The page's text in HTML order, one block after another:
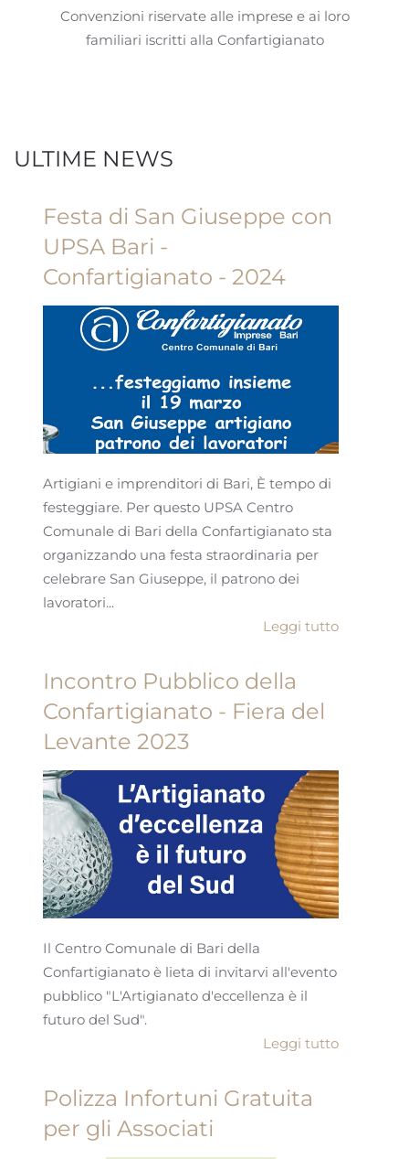
Convenzioni riservate alle imprese e ai loro
familiari iscritti alla Confartigianato
ULTIME NEWS
Festa di San Giuseppe con
UPSA Bari -
Confartigianato - 2024
Artigiani e imprenditori di Bari, È tempo di
festeggiare. Per questo UPSA Centro
Comunale di Bari della Confartigianato sta
organizzando una festa straordinaria per
celebrare San Giuseppe, il patrono dei
lavoratori...
Leggi tutto
Incontro Pubblico della
Confartigianato - Fiera del
Levante 2023
Il Centro Comunale di Bari della
Confartigianato è lieta di invitarvi all'evento
pubblico "L'Artigianato d'eccellenza è il
futuro del Sud".
Leggi tutto
Polizza Infortuni Gratuita
per gli Associati